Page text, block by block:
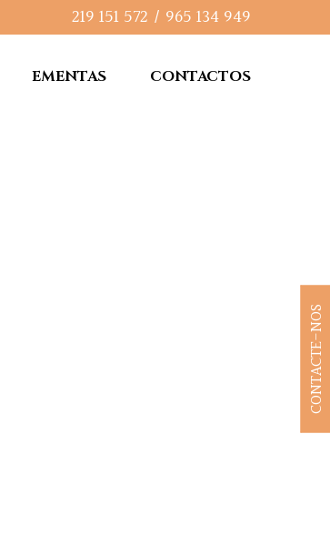
219 151 572 / 965 134 949
EMENTAS CONTACTOS
CONTACTE-NOS